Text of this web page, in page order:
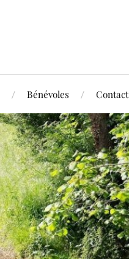
Bénévoles Contact